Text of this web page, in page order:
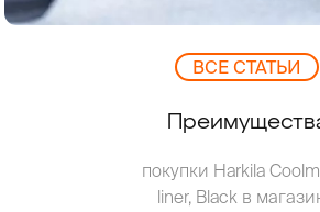
ВCЕ СТАТЬИ
покупки Harkila
liner, Black в